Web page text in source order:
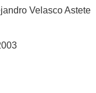
Velasco Astete